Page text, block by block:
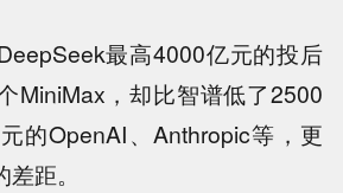
最高4000亿元的投后
MiniMax，却比智谱低了2500
的OpenAI、Anthropic等，更
距。